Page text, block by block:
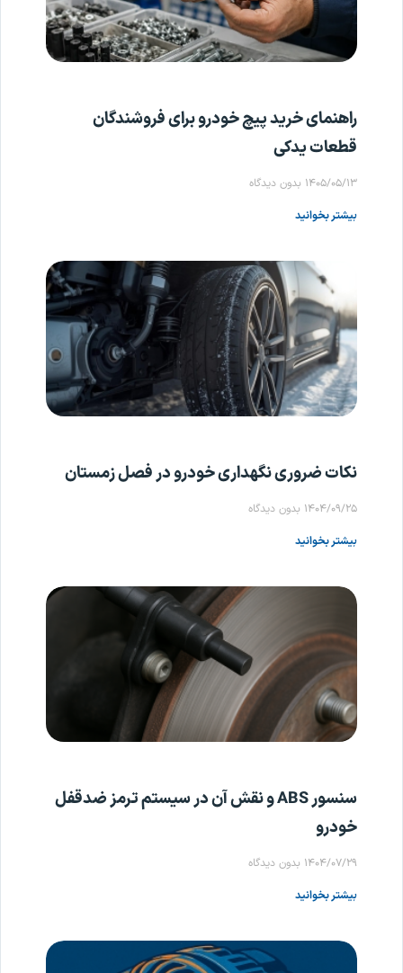
راهنمای خرید پیچ خودرو برای فروشندگان
قطعات یدکی
۱۴۰۵/۰۵/۱۳ بدون دیدگاه
بیشتر بخوانید
نکات ضروری نگهداری خودرو در فصل زمستان
۱۴۰۴/۰۹/۲۵ بدون دیدگاه
بیشتر بخوانید
سنسور ABS و نقش آن در سیستم ترمز ضدقفل
خودرو
۱۴۰۴/۰۷/۲۹ بدون دیدگاه
بیشتر بخوانید